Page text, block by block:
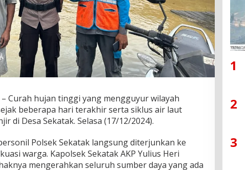
– Curah hujan tinggi yang mengguyur wilayah
beberapa hari terakhir serta siklus air laut
di Desa Sekatak. Selasa (17/12/2024).
Polsek Sekatak langsung diterjunkan ke
warga. Kapolsek Sekatak AKP Yulius Heri
mengerahkan seluruh sumber daya yang ada
1
2
3